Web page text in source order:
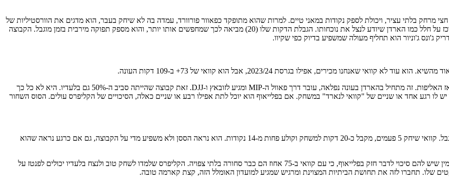
מרחק בלתי עציר, ויכולת לספק נקודות במאני טיים. למרות שהוא מתופקד כפאוור פורוורד, עמדה בה לא שיחק בעבר, הוא מדגים את הוורסטיליות של
הקבוצה תחת טיירון לו. לנארד לא כופה את עצמו על המשחק, ויש לו רכז על חלל כמו הארדן שיודע לנצל את נוכחותו. הגבלת הדקות שלו (20) מביאה לכך שמחפשים אותו יותר, והוא מספק תפוקה מירבית בזמן מוגבל. הקבוצה
ג'ונס ג'וניור הוא תחליף מעולה שמשפיע בדיוק כפי שקיוו.
שאנחנו מכירים, אפילו בגרסת 2023/24, אבל הוא קוואי של 73+ ב-109 דקות העונה.
הקליפרס הנוכחית היא קבוצת הכדורסל הכי טובה שקוואי שיחק בה מאז האליפות. זה מתחיל בהארדן בעונה נפלאה, עובר דרך פאוול ה-MIP ומגיע לזובאץ ו-DJJ. זאת קבוצה שהייתה סביב ה-50% גם בלעדיו. היא לא כל כך
לו רגע אחד או שניים של "קוואי לנארד" במשחק. אם בפלייאוף הוא יוכל לתת אפילו רבע או שניים כאלה, הסיכויים של הקליפרס עולים. הסוס השחור
כשמדברים מקצועית- צריך לקחת את החזרה בערבון מוגבל. קוואי שיחק 5 פעמים, מקבל כ-20 דקות למשחק וקולע פחות מ-14 נקודות. הוא נראה הססן ולא משפיע מדי על הקבוצה, גם אם כרגע נראה שהוא
כשמדברים מנטלית- כאן כבר אפשר לראות שהקליפרס מתחילים להאמין שיש להם סיכוי לדבר חזק בפלייאוף, כי עם קוואי ב-75 אחוז הם כבר סחורה בלתי צפויה. הקליפרס שלמדו לשחק טוב ולנצח בלעדיו יכולים לפנטז על
שלו. תחברו לזה את תחושת הביתיות המצוינת ומרגיש שמגיע למועדון האומלל הזה, קצת קארמה טובה.